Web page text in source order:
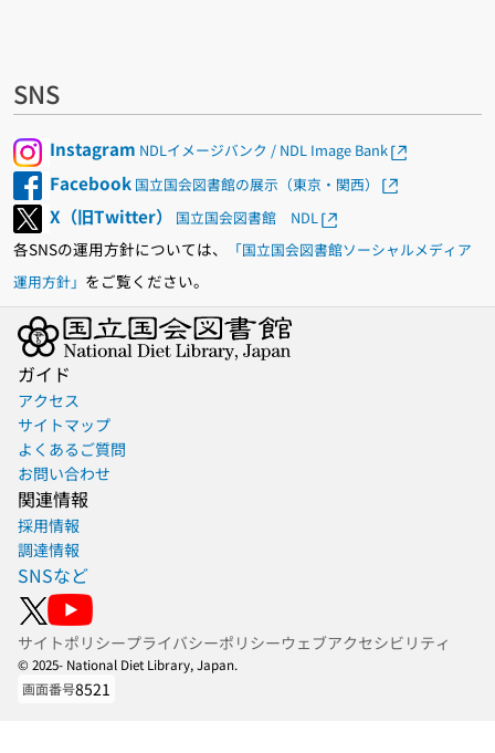
SNS
Instagram NDLイメージバンク / NDL Image Bank
Facebook 国立国会図書館の展示（東京・関西）
X（旧Twitter） 国立国会図書館 NDL
各SNSの運用方針については、
「国立国会図書館ソーシャルメディア
運用方針」 をご覧ください。
ガイド
アクセス
サイトマップ
よくあるご質問
お問い合わせ
関連情報
採用情報
調達情報
SNSなど
サイトポリシープライバシーポリシーウェブアクセシビリティ
© 2025- National Diet Library, Japan.
画面番号8521